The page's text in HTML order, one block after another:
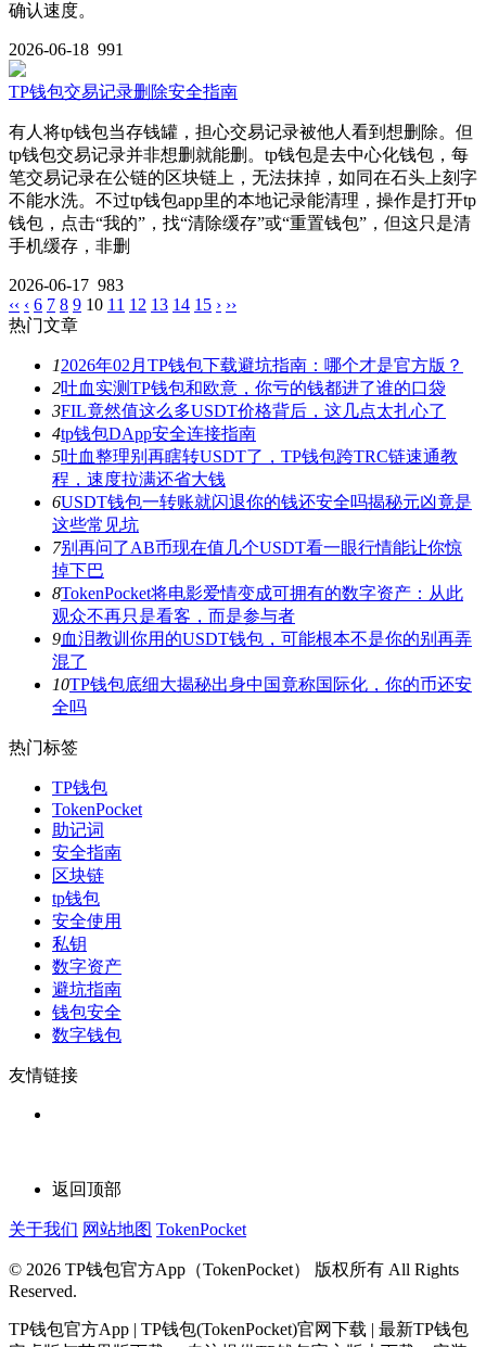
确认速度。
2026-06-18 991
TP钱包交易记录删除安全指南
有人将tp钱包当存钱罐，担心交易记录被他人看到想删除。但
tp钱包交易记录并非想删就能删。tp钱包是去中心化钱包，每
笔交易记录在公链的区块链上，无法抹掉，如同在石头上刻字
不能水洗。不过tp钱包app里的本地记录能清理，操作是打开tp
钱包，点击“我的”，找“清除缓存”或“重置钱包”，但这只是清
手机缓存，非删
2026-06-17 983
‹‹ ‹ 6 7 8 9 10 11 12 13 14 15 › ››
热门文章
12026年02月TP钱包下载避坑指南：哪个才是官方版？
2吐血实测TP钱包和欧意，你亏的钱都进了谁的口袋
3FIL竟然值这么多USDT价格背后，这几点太扎心了
4tp钱包DApp安全连接指南
5吐血整理别再瞎转USDT了，TP钱包跨TRC链速通教
程，速度拉满还省大钱
6USDT钱包一转账就闪退你的钱还安全吗揭秘元凶竟是
这些常见坑
7别再问了AB币现在值几个USDT看一眼行情能让你惊
掉下巴
8TokenPocket将电影爱情变成可拥有的数字资产：从此
观众不再只是看客，而是参与者
9血泪教训你用的USDT钱包，可能根本不是你的别再弄
混了
10TP钱包底细大揭秘出身中国竟称国际化，你的币还安
全吗
热门标签
TP钱包
TokenPocket
助记词
安全指南
区块链
tp钱包
安全使用
私钥
数字资产
避坑指南
钱包安全
数字钱包
友情链接
返回顶部
关于我们 网站地图 TokenPocket
© 2026 TP钱包官方App（TokenPocket） 版权所有 All Rights
Reserved.
TP钱包官方App | TP钱包(TokenPocket)官网下载 | 最新TP钱包